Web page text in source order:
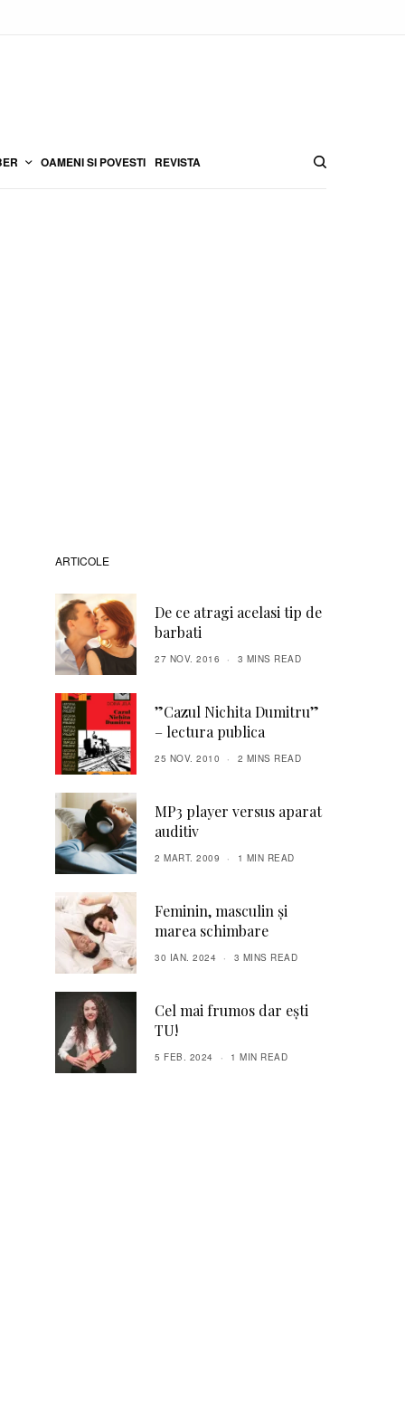
OAMENI SI POVESTI REVISTA
ARTICOLE
De ce atragi acelasi tip de
barbati
27 NOV. 2016 3 MINS READ
”Cazul Nichita Dumitru”
– lectura publica
25 NOV. 2010 2 MINS READ
MP3 player versus aparat
auditiv
2 MART. 2009 1 MIN READ
Feminin, masculin și
marea schimbare
30 IAN. 2024 3 MINS READ
Cel mai frumos dar ești
TU!
5 FEB. 2024 1 MIN READ